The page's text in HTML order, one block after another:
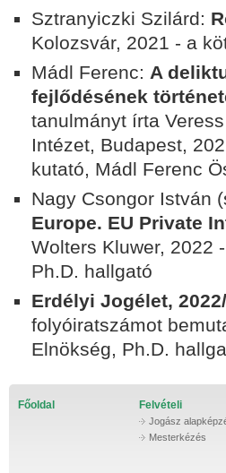
Sztranyiczki Szilárd:
Kolozsvár, 2021 - a
Mádl Ferenc: A
fejlődésének
tanulmányt írta
Intézet, Budapest,
kutató, Mádl Ferenc
Nagy Csongor István
Europe. EU Private
Wolters Kluwer, 2022
Ph.D. hallgató
Erdélyi Jogélet,
folyóiratszámot
Elnökség, Ph.D.
Főoldal Felvételi
Jogász
Mesterkézés